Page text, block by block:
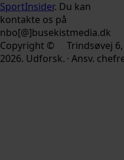
SportInsider. Du kan
kontakte os på
nbo[@]busekistmedia.dk
Copyright ©
2026. Udforsk.
Trindsøvej 6,
· Ansv.